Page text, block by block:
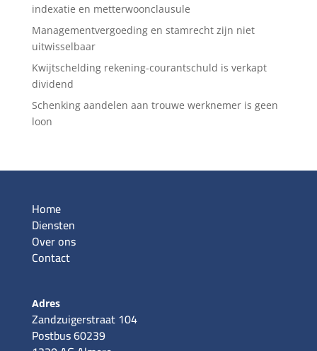
indexatie en metterwoonclausule
Managementvergoeding en stamrecht zijn niet
uitwisselbaar
Kwijtschelding rekening-courantschuld is verkapt
dividend
Schenking aandelen aan trouwe werknemer is geen
loon
Home
Diensten
Over ons
Contact
Adres
Zandzuigerstraat 104
Postbus 60239